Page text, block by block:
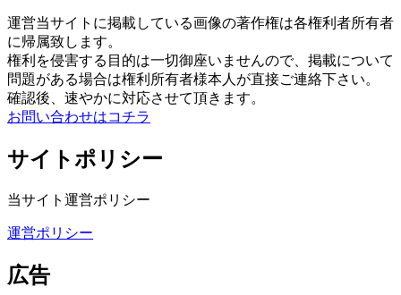
運営当サイトに掲載している画像の著作権は各権利者所有者
に帰属致します。
権利を侵害する目的は一切御座いませんので、掲載について
問題がある場合は権利所有者様本人が直接ご連絡下さい。
確認後、速やかに対応させて頂きます。
お問い合わせはコチラ
サイトポリシー
当サイト運営ポリシー
運営ポリシー
広告